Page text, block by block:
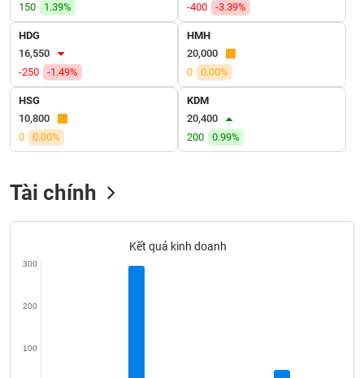
150
1.39%
-400
-3.39%
HDG
16,550
-250
-1.49%
HMH
20,000
0
0.00%
HSG
10,800
0
0.00%
KDM
20,400
200
0.99%
Tài chính
Kết quả kinh doanh
100
200
300
TIỆN
ÍCH
ĐỘNG
SẢN
Mã
chứng
(-)
Tất cả
Lãnh